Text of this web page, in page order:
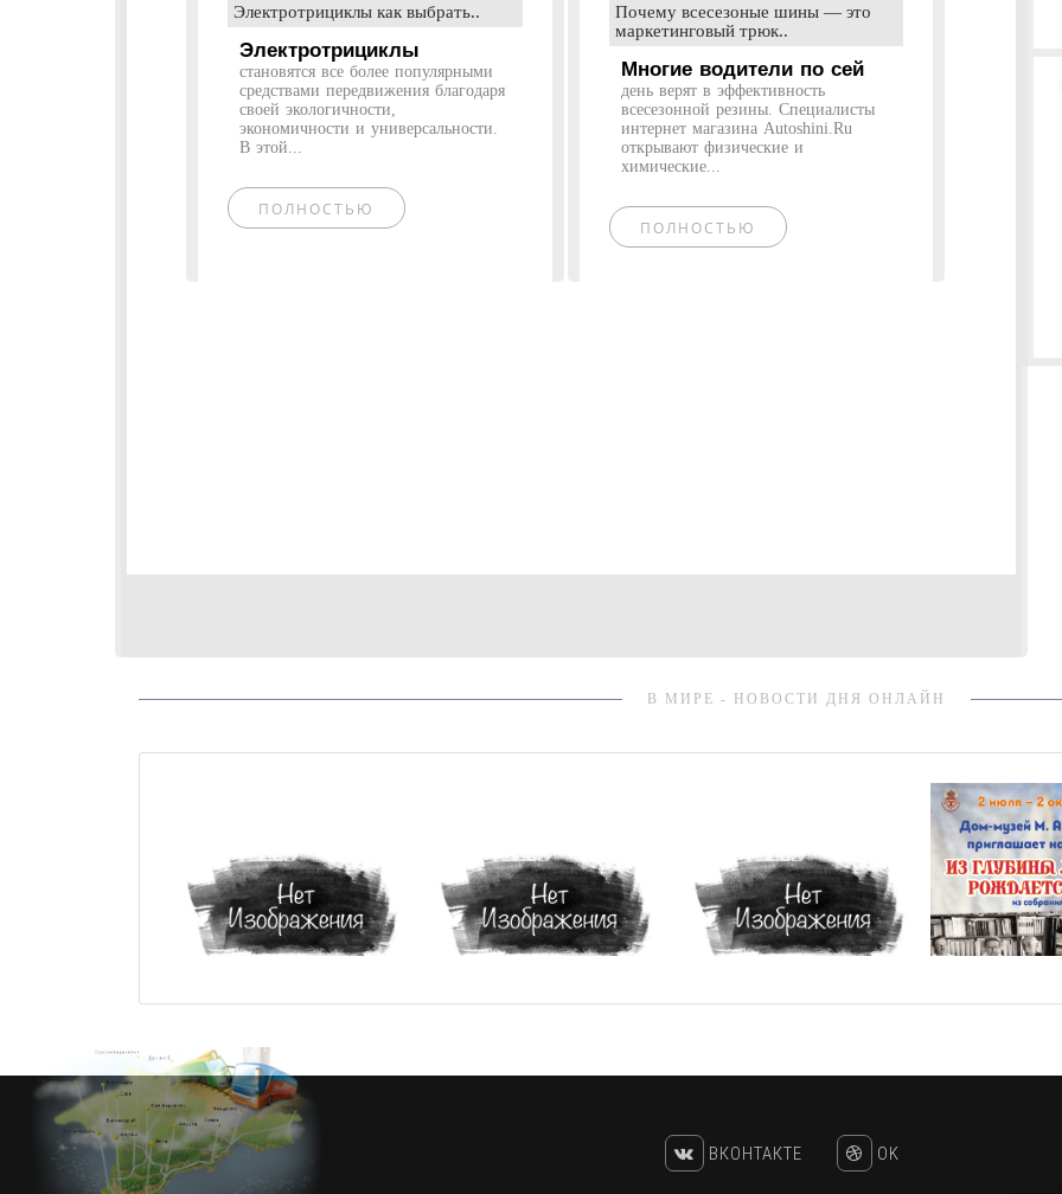
Электротрициклы как выбрать..
Электротрициклы
становятся все более популярными
средствами передвижения благодаря
своей экологичности,
экономичности и универсальности.
В этой...
ПОЛНОСТЬЮ
Почему всесезоные шины — это
маркетинговый трюк..
Многие водители по сей
день верят в эффективность
всесезонной резины. Специалисты
интернет магазина Autoshini.Ru
открывают физические и
химические...
ПОЛНОСТЬЮ
В МИРЕ - НОВОСТИ ДНЯ ОНЛАЙН
ВКОНТАКТЕ OK